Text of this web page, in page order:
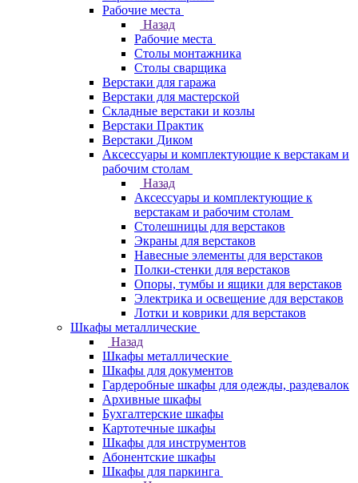
Рабочие места
Назад
Рабочие места
Столы монтажника
Столы сварщика
Верстаки для гаража
Верстаки для мастерской
Складные верстаки и козлы
Верстаки Практик
Верстаки Диком
Аксессуары и комплектующие к верстакам и
рабочим столам
Назад
Аксессуары и комплектующие к
верстакам и рабочим столам
Столешницы для верстаков
Экраны для верстаков
Навесные элементы для верстаков
Полки-стенки для верстаков
Опоры, тумбы и ящики для верстаков
Электрика и освещение для верстаков
Лотки и коврики для верстаков
Шкафы металлические
Назад
Шкафы металлические
Шкафы для документов
Гардеробные шкафы для одежды, раздевалок
Архивные шкафы
Бухгалтерские шкафы
Картотечные шкафы
Шкафы для инструментов
Абонентские шкафы
Шкафы для паркинга